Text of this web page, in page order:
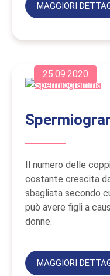
MAGGIORI
25.09.2020
Il numero delle
costante crescita
sbagliata secondo
può avere figli a
donne.
MAGGIORI